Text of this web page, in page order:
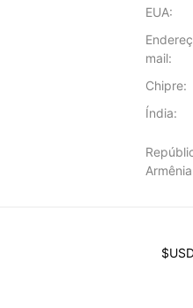
EUA:
mail:
Chipre:
Índia:
$